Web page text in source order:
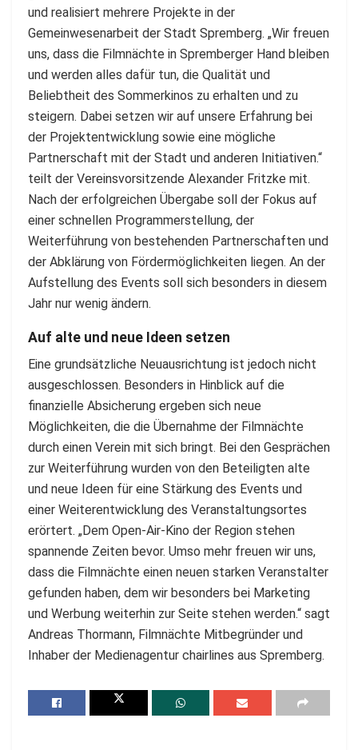
und realisiert mehrere Projekte in der
Gemeinwesenarbeit der Stadt Spremberg. „Wir freuen
uns, dass die Filmnächte in Spremberger Hand bleiben
und werden alles dafür tun, die Qualität und
Beliebtheit des Sommerkinos zu erhalten und zu
steigern. Dabei setzen wir auf unsere Erfahrung bei
der Projektentwicklung sowie eine mögliche
Partnerschaft mit der Stadt und anderen Initiativen.“
teilt der Vereinsvorsitzende Alexander Fritzke mit.
Nach der erfolgreichen Übergabe soll der Fokus auf
einer schnellen Programmerstellung, der
Weiterführung von bestehenden Partnerschaften und
der Abklärung von Fördermöglichkeiten liegen. An der
Aufstellung des Events soll sich besonders in diesem
Jahr nur wenig ändern.
Auf alte und neue Ideen setzen
Eine grundsätzliche Neuausrichtung ist jedoch nicht
ausgeschlossen. Besonders in Hinblick auf die
finanzielle Absicherung ergeben sich neue
Möglichkeiten, die die Übernahme der Filmnächte
durch einen Verein mit sich bringt. Bei den Gesprächen
zur Weiterführung wurden von den Beteiligten alte
und neue Ideen für eine Stärkung des Events und
einer Weiterentwicklung des Veranstaltungsortes
erörtert. „Dem Open-Air-Kino der Region stehen
spannende Zeiten bevor. Umso mehr freuen wir uns,
dass die Filmnächte einen neuen starken Veranstalter
gefunden haben, dem wir besonders bei Marketing
und Werbung weiterhin zur Seite stehen werden.“ sagt
Andreas Thormann, Filmnächte Mitbegründer und
Inhaber der Medienagentur chairlines aus Spremberg.